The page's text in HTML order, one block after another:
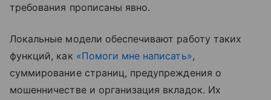
требования прописаны явно.
Локальные модели обеспечивают работу таких
функций, как «Помоги мне написать»,
суммирование страниц, предупреждения о
мошенничестве и организация вкладок. Их